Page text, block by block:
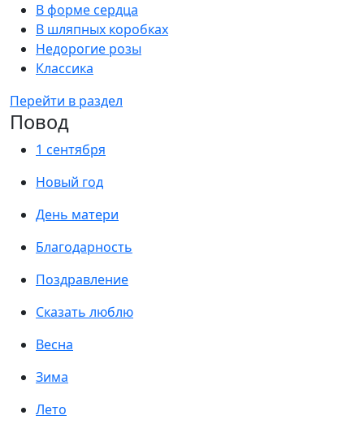
В форме сердца
В шляпных коробках
Недорогие розы
Классика
Перейти в раздел
Повод
1 сентября
Новый год
День матери
Благодарность
Поздравление
Сказать люблю
Весна
Зима
Лето